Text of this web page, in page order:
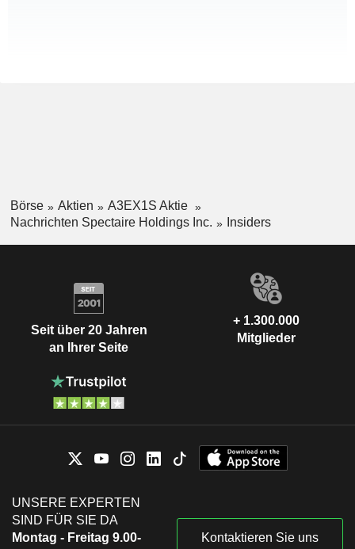
Börse Aktien
A3EX1S Aktie
Nachrichten Spectaire Holdings Inc.
Insiders
Seit über 20 Jahren
an Ihrer Seite
+ 1.300.000
Mitglieder
UNSERE EXPERTEN
SIND FÜR SIE DA
Montag - Freitag 9.00-
Kontaktieren Sie uns